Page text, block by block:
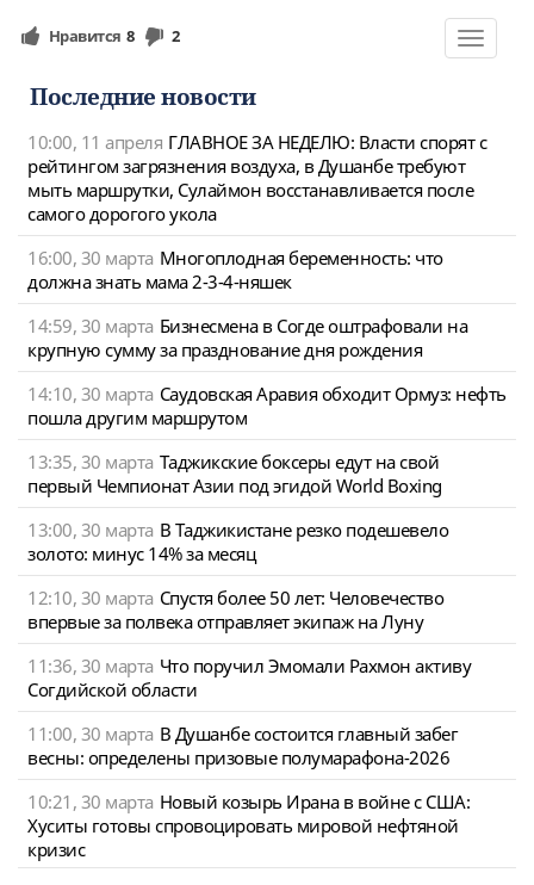
Toggle
Нравится 8 2
Последние новости
10:00, 11 апреля ГЛАВНОЕ ЗА НЕДЕЛЮ: Власти спорят с
рейтингом загрязнения воздуха, в Душанбе требуют
мыть маршрутки, Сулаймон восстанавливается после
самого дорогого укола
16:00, 30 марта Многоплодная беременность: что
должна знать мама 2-3-4-няшек
14:59, 30 марта Бизнесмена в Согде оштрафовали на
крупную сумму за празднование дня рождения
14:10, 30 марта Саудовская Аравия обходит Ормуз: нефть
пошла другим маршрутом
13:35, 30 марта Таджикские боксеры едут на свой
первый Чемпионат Азии под эгидой World Boxing
13:00, 30 марта В Таджикистане резко подешевело
золото: минус 14% за месяц
12:10, 30 марта Спустя более 50 лет: Человечество
впервые за полвека отправляет экипаж на Луну
11:36, 30 марта Что поручил Эмомали Рахмон активу
Согдийской области
11:00, 30 марта В Душанбе состоится главный забег
весны: определены призовые полумарафона-2026
10:21, 30 марта Новый козырь Ирана в войне с США:
Хуситы готовы спровоцировать мировой нефтяной
кризис